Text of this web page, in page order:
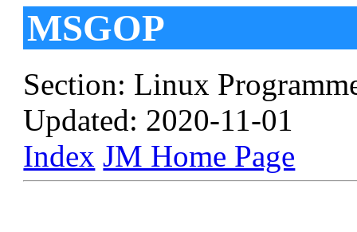
MSGOP
Section: Linux
Updated: 2020-11-01
Index JM Home Page